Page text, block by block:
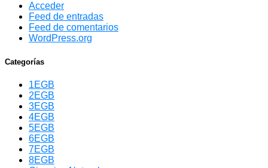
Acceder
Feed de entradas
Feed de comentarios
WordPress.org
Categorías
1EGB
2EGB
3EGB
4EGB
5EGB
6EGB
7EGB
8EGB